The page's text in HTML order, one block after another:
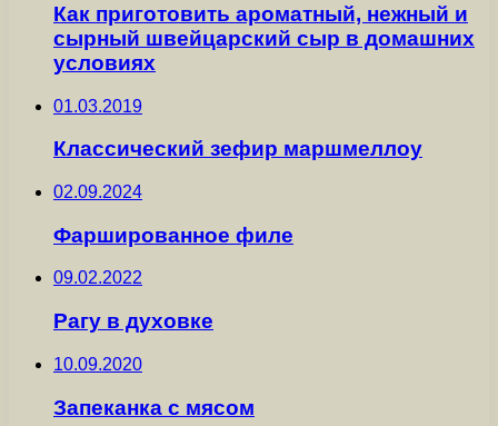
Как приготовить ароматный, нежный и
сырный швейцарский сыр в домашних
условиях
01.03.2019
Классический зефир маршмеллоу
02.09.2024
Фаршированное филе
09.02.2022
Рагу в духовке
10.09.2020
Запеканка с мясом